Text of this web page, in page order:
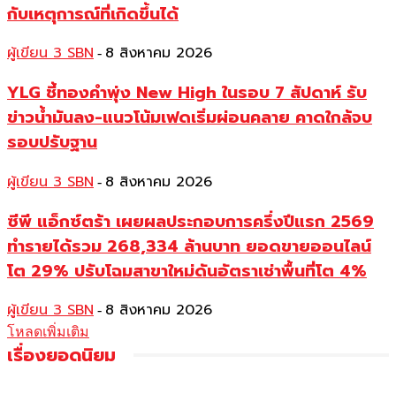
กับเหตุการณ์ที่เกิดขึ้นได้
ผู้เขียน 3 SBN - 8 สิงหาคม 2026
YLG ชี้ทองคำพุ่ง New High ในรอบ 7 สัปดาห์ รับ
ข่าวน้ำมันลง-แนวโน้มเฟดเริ่มผ่อนคลาย คาดใกล้จบ
รอบปรับฐาน
ผู้เขียน 3 SBN - 8 สิงหาคม 2026
ซีพี แอ็กซ์ตร้า เผยผลประกอบการครึ่งปีแรก 2569
ทำรายได้รวม 268,334 ล้านบาท ยอดขายออนไลน์
โต 29% ปรับโฉมสาขาใหม่ดันอัตราเช่าพื้นที่โต 4%
ผู้เขียน 3 SBN - 8 สิงหาคม 2026
โหลดเพิ่มเติม
เรื่องยอดนิยม